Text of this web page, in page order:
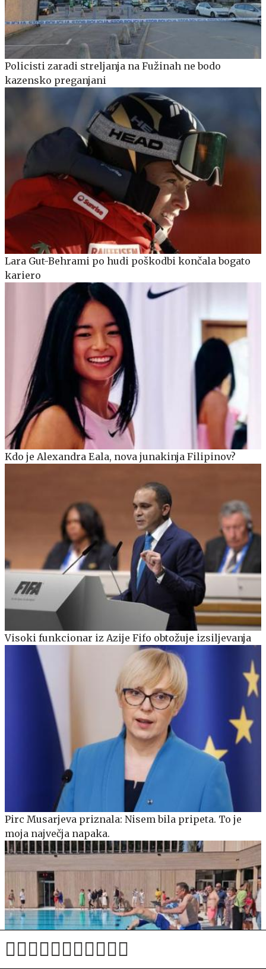
Policisti zaradi streljanja na Fužinah ne bodo
kazensko preganjani
Lara Gut-Behrami po hudi poškodbi končala bogato
kariero
Kdo je Alexandra Eala, nova junakinja Filipinov?
Visoki funkcionar iz Azije Fifo obtožuje izsiljevanja
Pirc Musarjeva priznala: Nisem bila pripeta. To je
moja največja napaka.